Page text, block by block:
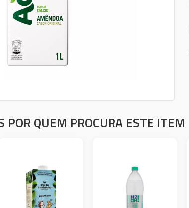
POR QUEM PROCURA ESTE ITEM